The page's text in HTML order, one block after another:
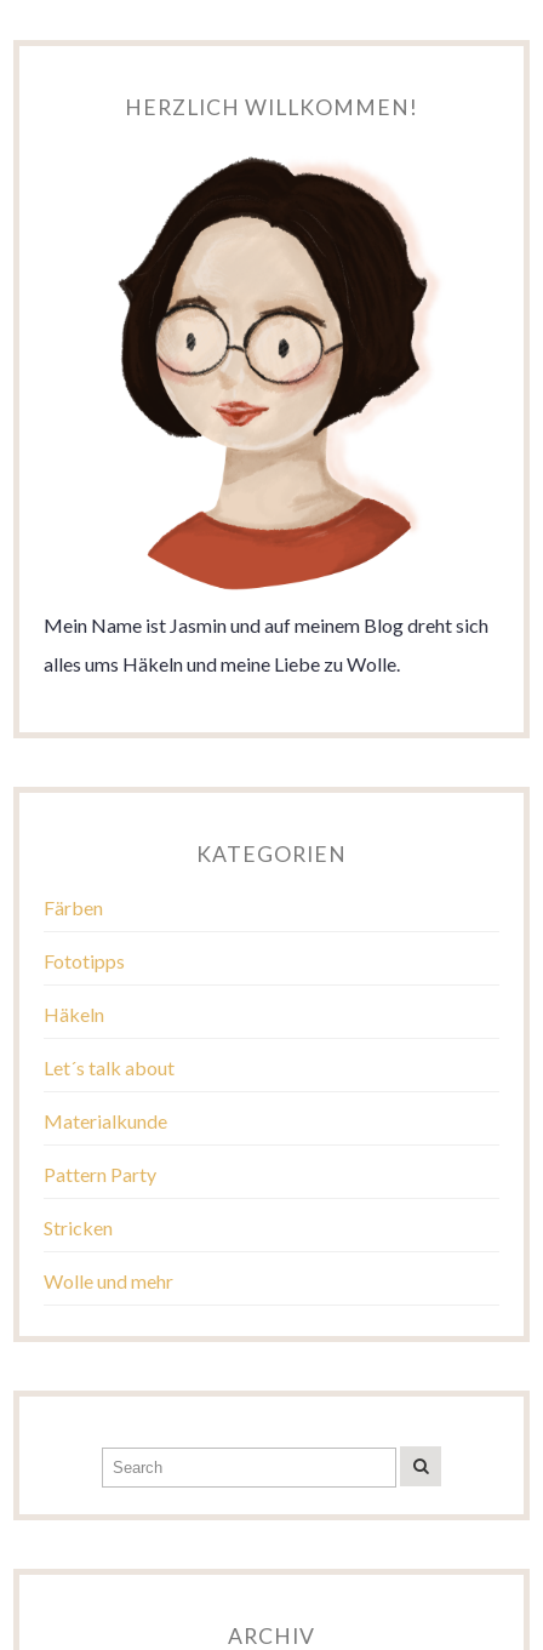
HERZLICH WILLKOMMEN!
Mein Name ist Jasmin und auf meinem Blog dreht sich
alles ums Häkeln und meine Liebe zu Wolle.
KATEGORIEN
Färben
Fototipps
Häkeln
Let´s talk about
Materialkunde
Pattern Party
Stricken
Wolle und mehr
ARCHIV